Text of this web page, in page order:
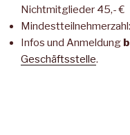
Nichtmitglieder 45,- €
Infos und Anmeldung
Geschäftsstelle.